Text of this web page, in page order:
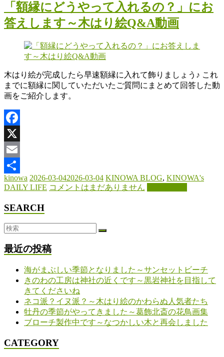
「額縁にどうやって入れるの？」にお
答えします～木はり絵Q&A動画
木はり絵が完成したら早速額縁に入れて飾りましょう♪ これ
までに額縁に関していただいたご質問にまとめて回答した動
画をご紹介します。
Facebook
X
Email
共
kinowa 2026-03-042026-03-04 KINOWA BLOG, KINOWA's
DAILY LIFE コメントはまだありません
SEARCH
最近の投稿
海がまぶしい季節となりました～サンセットビーチ
きのわの工房は神社の近くです～黒岩神社を目指して
きてくださいね
ネコ派？イヌ派？～木はり絵のかわらぬ人気者たち
牡丹の季節がやってきました～葛飾北斎の花鳥画集
ブローチ製作中です～なつかしい木と再会しました
CATEGORY